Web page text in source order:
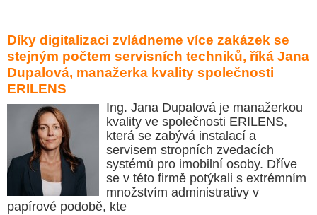
Díky digitalizaci zvládneme více zakázek se
stejným počtem servisních techniků, říká Jana
Dupalová, manažerka kvality společnosti
ERILENS
Ing. Jana Dupalová je manažerkou
kvality ve společnosti ERILENS,
která se zabývá instalací a
servisem stropních zvedacích
systémů pro imobilní osoby. Dříve
se v této firmě potýkali s extrémním
množstvím administrativy v
papírové podobě, kte